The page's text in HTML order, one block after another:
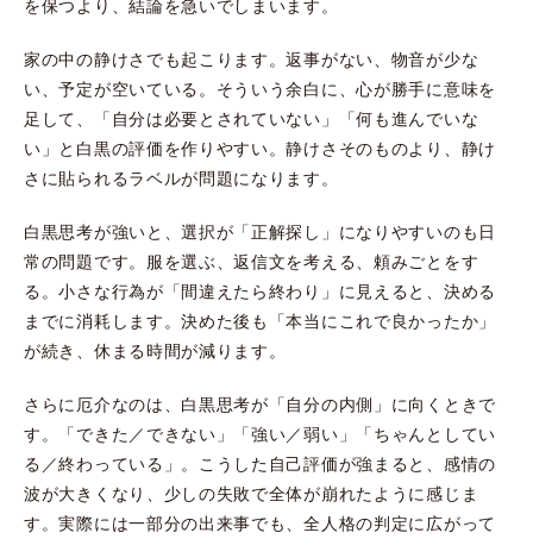
を保つより、結論を急いでしまいます。
家の中の静けさでも起こります。返事がない、物音が少な
い、予定が空いている。そういう余白に、心が勝手に意味を
足して、「自分は必要とされていない」「何も進んでいな
い」と白黒の評価を作りやすい。静けさそのものより、静け
さに貼られるラベルが問題になります。
白黒思考が強いと、選択が「正解探し」になりやすいのも日
常の問題です。服を選ぶ、返信文を考える、頼みごとをす
る。小さな行為が「間違えたら終わり」に見えると、決める
までに消耗します。決めた後も「本当にこれで良かったか」
が続き、休まる時間が減ります。
さらに厄介なのは、白黒思考が「自分の内側」に向くときで
す。「できた／できない」「強い／弱い」「ちゃんとしてい
る／終わっている」。こうした自己評価が強まると、感情の
波が大きくなり、少しの失敗で全体が崩れたように感じま
す。実際には一部分の出来事でも、全人格の判定に広がって